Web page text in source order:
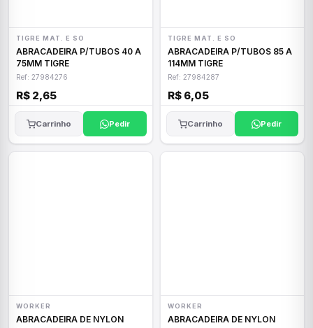
TIGRE MAT. E SO
ABRACADEIRA P/TUBOS 40 A
75MM TIGRE
Ref: 27984276
R$ 2,65
Carrinho Pedir
TIGRE MAT. E SO
ABRACADEIRA P/TUBOS 85 A
114MM TIGRE
Ref: 27984287
R$ 6,05
Carrinho Pedir
WORKER
ABRACADEIRA DE NYLON
WORKER
ABRACADEIRA DE NYLON